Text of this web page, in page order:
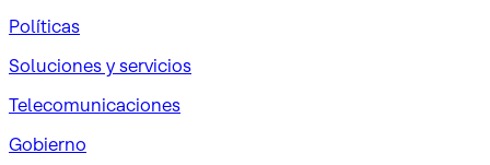
Políticas
Soluciones y servicios
Telecomunicaciones
Gobierno